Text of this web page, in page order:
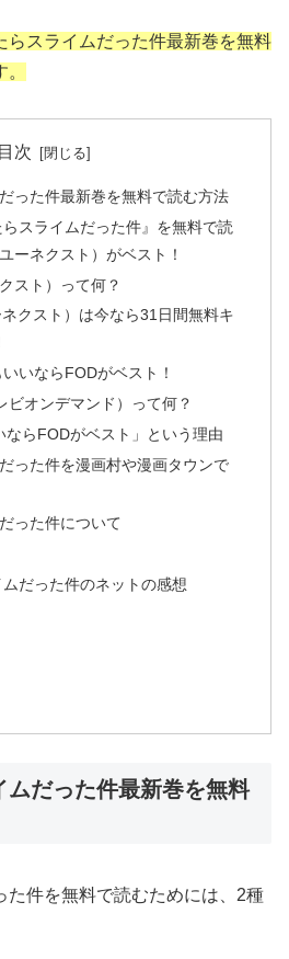
らスライムだった件最新巻を無料
目次
った件最新巻を無料で読む方法
スライムだった件』を無料で読
ーネクスト）がベスト！
スト）って何？
クスト）は今なら31日間無料キ
いならFODがベスト！
ビオンデマンド）って何？
ならFODがベスト」という理由
った件を漫画村や漫画タウンで
った件について
だった件のネットの感想
ムだった件最新巻を無料
た件を無料で読むためには、2種